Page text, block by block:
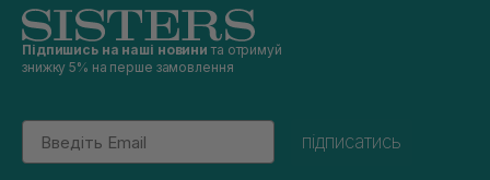
Підпишись на наші новини та отримуй
знижку 5% на перше замовлення
Email
підписатись